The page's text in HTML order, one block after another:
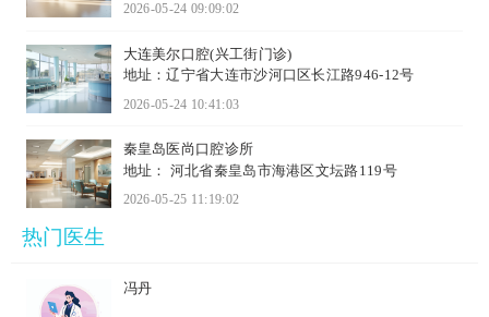
2026-05-24 09:09:02
大连美尔口腔(兴工街门诊)
地址：辽宁省大连市沙河口区长江路946-12号
2026-05-24 10:41:03
秦皇岛医尚口腔诊所
地址： 河北省秦皇岛市海港区文坛路119号
2026-05-25 11:19:02
热门医生
冯丹